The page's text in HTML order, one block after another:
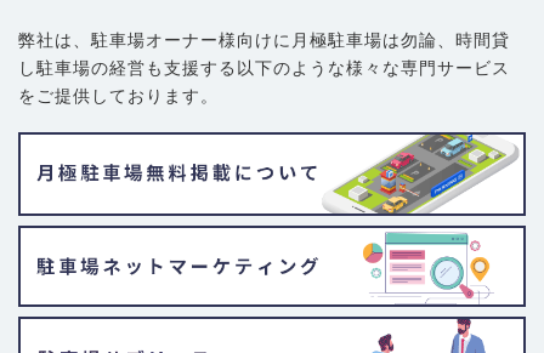
弊社は、駐車場オーナー様向けに月極駐車場は勿論、 時間貸
し駐車場の経営も支援する以下のような様々な専門サービス
をご提供しております。